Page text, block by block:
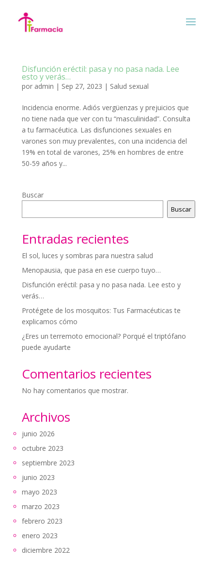
Disfunción eréctil: pasa y no pasa nada. Lee
esto y verás…
por admin | Sep 27, 2023 | Salud sexual
Incidencia enorme. Adiós vergüenzas y prejuicios que
no tiene nada que ver con tu “masculinidad”. Consulta
a tu farmacéutica. Las disfunciones sexuales en
varones son muy prevalentes, con una incidencia del
19% en total de varones, 25% en hombres de entre
50-59 años y...
Buscar
Buscar
Entradas recientes
El sol, luces y sombras para nuestra salud
Menopausia, que pasa en ese cuerpo tuyo…
Disfunción eréctil: pasa y no pasa nada. Lee esto y
verás…
Protégete de los mosquitos: Tus Farmacéuticas te
explicamos cómo
¿Eres un terremoto emocional? Porqué el triptófano
puede ayudarte
Comentarios recientes
No hay comentarios que mostrar.
Archivos
junio 2026
octubre 2023
septiembre 2023
junio 2023
mayo 2023
marzo 2023
febrero 2023
enero 2023
diciembre 2022